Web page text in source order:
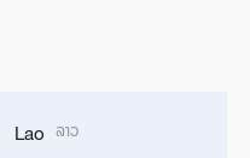
Lao ລາວ